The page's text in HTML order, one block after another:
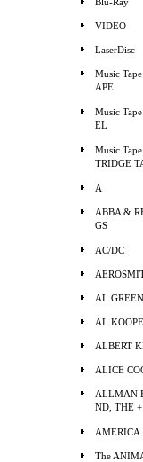
VIDEO
LaserDisc
Music
APE
Music
EL
Music
TRIDGE
A
ABBA &
GS
AC/DC
AL GREEN
AL
ALBERT
ALICE
ALLMAN
ND, THE
AMERICA
The